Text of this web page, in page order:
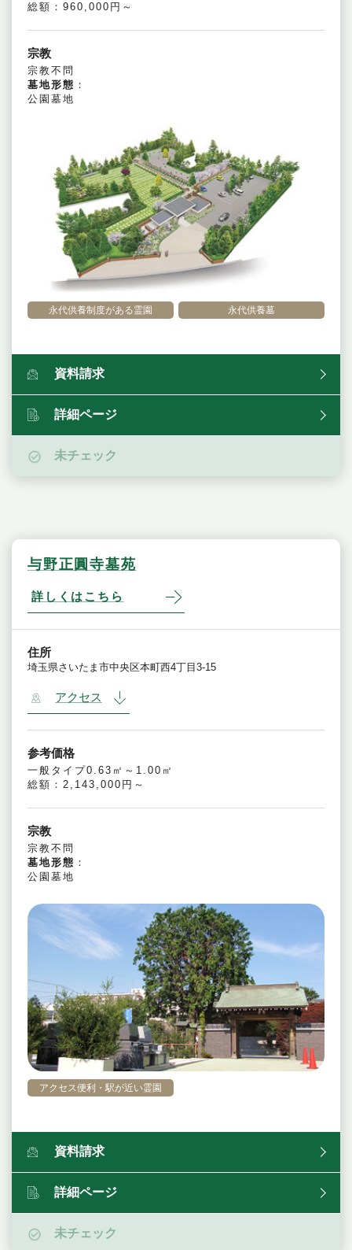
永代供養制度がある霊園 永代供養墓
総額：960,000円～
宗教
宗教不問
墓地形態 ：
公園墓地
資料請求
詳細ページ
未チェック
与野正圓寺墓苑
詳しくはこちら
アクセス便利・駅が近い霊園
住所
埼玉県さいたま市中央区本町西4丁目3-15
アクセス
参考価格
一般タイプ0.63㎡～1.00㎡
総額：2,143,000円～
宗教
宗教不問
墓地形態 ：
公園墓地
資料請求
詳細ページ
未チェック